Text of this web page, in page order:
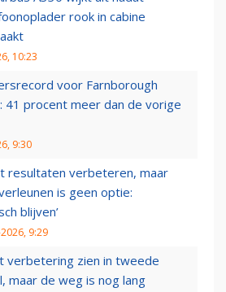
rook in cabine
10:23
voor Farnborough
41 procent meer dan de vorige
9:30
resultaten verbeteren, maar
is geen optie:
blijven’
9:29
verbetering zien in tweede
maar de weg is nog lang